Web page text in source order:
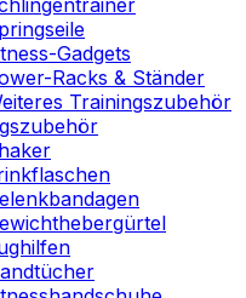
Gadgets
Racks & Ständer
Trainingszubehör